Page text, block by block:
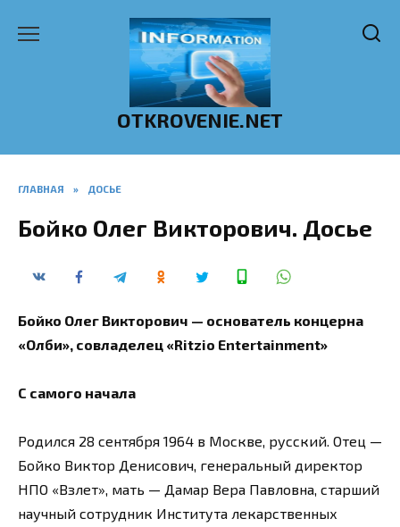
OTKROVENIE.NET
ГЛАВНАЯ » ДОСЬЕ
Бойко Олег Викторович. Досье
Бойко Олег Викторович — основатель концерна
«Олби», совладелец «Ritzio Entertainment»
С самого начала
Родился 28 сентября 1964 в Москве, русский. Отец —
Бойко Виктор Денисович, генеральный директор
НПО «Взлет», мать — Дамар Вера Павловна, старший
научный сотрудник Института лекарственных